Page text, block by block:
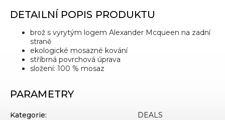
DETAILNÍ POPIS PRODUKTU
brož s vyrytým logem Alexander Mcqueen na zadní
straně
ekologické mosazné kování
stříbrná povrchová úprava
složení: 100 % mosaz
PARAMETRY
Kategorie:
DEALS